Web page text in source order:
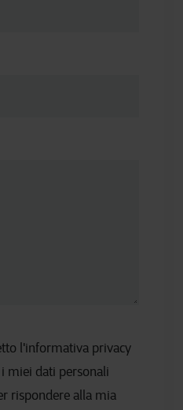
l'informativa privacy
miei dati personali
rispondere alla mia